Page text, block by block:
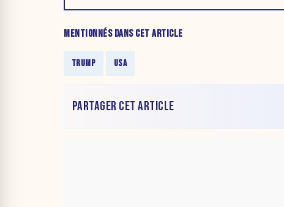
MENTIONNÉS DANS CET ARTICLE
TRUMP USA
PARTAGER CET ARTICLE